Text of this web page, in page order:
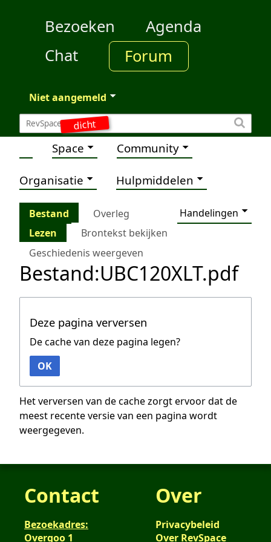
dicht
Bezoeken
Agenda
Chat
Forum
Niet aangemeld
Space Community
Organisatie Hulpmiddelen
Bestand Overleg
Handelingen
Lezen
Brontekst bekijken
Geschiedenis weergeven
Bestand:UBC120XLT.pdf
Deze pagina verversen
De cache van deze pagina legen?
OK
Het verversen van de cache zorgt ervoor dat de
meest recente versie van een pagina wordt
weergegeven.
Contact
Bezoekadres:
Overgoo 1
Over
Privacybeleid
Over RevSpace